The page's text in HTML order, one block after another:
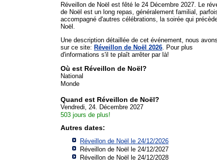
Réveillon de Noël est fêté le 24 Décembre 2027. Le
de Noël est un long repas, généralement familial,
accompagné d'autres célébrations, la soirée qui
Noël.
Une description détaillée de cet événement, nous
sur ce site: Réveillon de Noël 2026 . Pour plus
d'informations s'il te plaît arrêter par là!
Où est Réveillon de Noël?
National
Monde
Quand est Réveillon de Noël?
Vendredi, 24. Décembre 2027
503 jours de plus!
Autres dates:
Réveillon de Noël le 24/12/2026
Réveillon de Noël le 24/12/2027
Réveillon de Noël le 24/12/2028